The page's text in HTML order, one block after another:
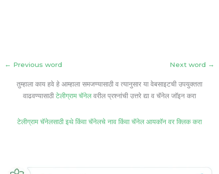
← Previous word Next word →
तुम्हाला काय हवे हे आम्हाला समजण्यासाठी व त्यानुसार या वेबसाइटची उपयुक्तता
वाढवण्यासाठी टेलीग्राम चॅनेलवरील प्रश्नांची उत्तरे द्या व चॅनेल जॉइन करा
टेलीग्राम चॅनेलसाठी इथे किंवा चॅनेलचे नाव किंवा चॅनेल आयकॉन वर क्लिक करा